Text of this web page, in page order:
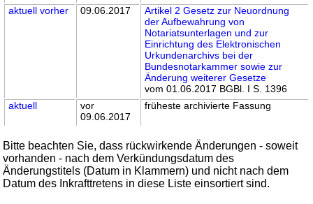
aktuell vorher 09.06.2017
Artikel 2 Gesetz zur Neuordnung
der Aufbewahrung von
Notariatsunterlagen und zur
Einrichtung des Elektronischen
Urkundenarchivs bei der
Bundesnotarkammer sowie zur
Änderung weiterer Gesetze
vom 01.06.2017 BGBl. I S. 1396
aktuell
vor
09.06.2017
früheste archivierte Fassung
Bitte beachten Sie, dass rückwirkende Änderungen - soweit
vorhanden - nach dem Verkündungsdatum des
Änderungstitels (Datum in Klammern) und nicht nach dem
Datum des Inkrafttretens in diese Liste einsortiert sind.